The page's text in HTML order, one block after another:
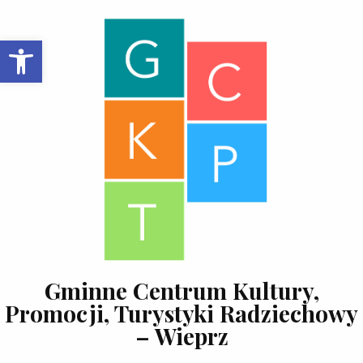
Open toolbar
Gminne Centrum Kultury,
Promocji, Turystyki Radziechowy
– Wieprz